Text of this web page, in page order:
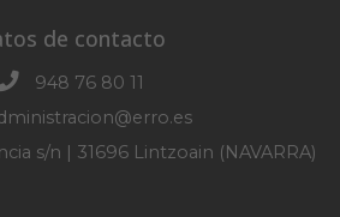
de contacto
948 76 80 11
s/n | 31696 Lintzoain (NAVARRA)